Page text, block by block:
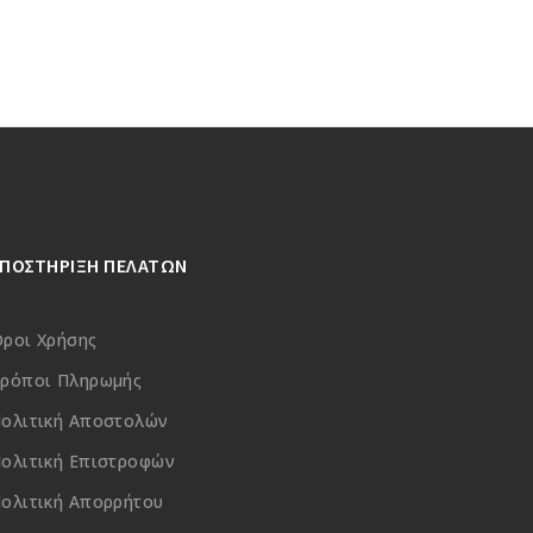
ΠΕΛΑΤΩΝ
Χρήσης
Πληρωμής
Αποστολών
Επιστροφών
Απορρήτου